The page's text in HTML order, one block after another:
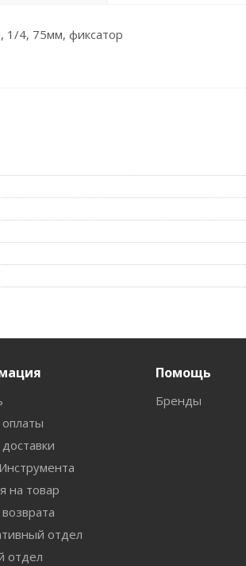
1/4, 75мм, фиксатор
на товар
отдел
отдел
Помощь
Бренды